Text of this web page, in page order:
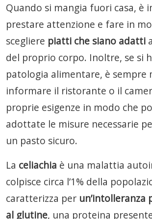
Quando si mangia fuori casa, è
prestare attenzione e fare in
scegliere piatti che siano adatti
del proprio corpo. Inoltre, se si
patologia alimentare, è sempre
informare il ristorante o il
proprie esigenze in modo che
adottate le misure necessarie
un pasto sicuro.
La celiachia è una malattia
colpisce circa l’1% della
caratterizza per un’intolleranza
al glutine, una proteina